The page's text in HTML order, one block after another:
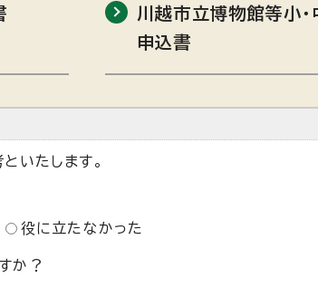
川越市立博物館等小
申込書
いたします。
役に立たなかった
か？